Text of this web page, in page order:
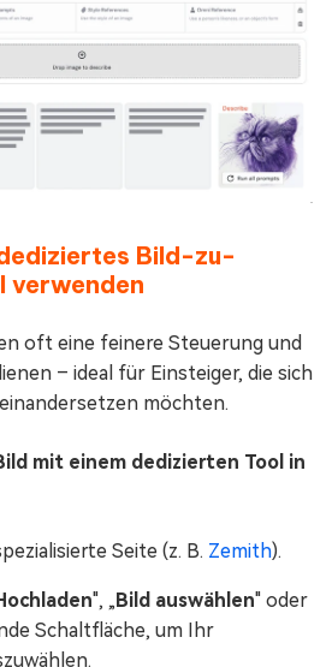
Bild-zu-
verwenden
oft eine feinere Steuerung und
– ideal für Einsteiger, die sich
möchten.
mit einem dedizierten Tool in
Seite (z. B. Zemith).
", „Bild auswählen" oder
Schaltfläche, um Ihr